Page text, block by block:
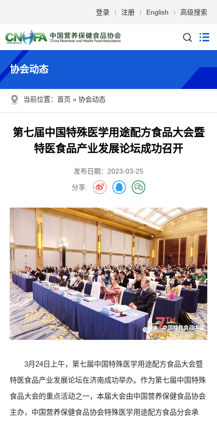
登录 注册 English 高级搜索
协会动态
当前位置： 首页 协会动态
第七届中国特殊医学用途配方食品大会暨
特医食品产业发展论坛成功召开
发布日期：2023-03-25
分享:
3月24日上午，第七届中国特殊医学用途配方食品大会暨
特医食品产业发展论坛在济南成功举办。作为第七届中国特殊
食品大会的重点活动之一，本届大会由中国营养保健食品协会
主办，中国营养保健食品协会特殊医学用途配方食品分会承